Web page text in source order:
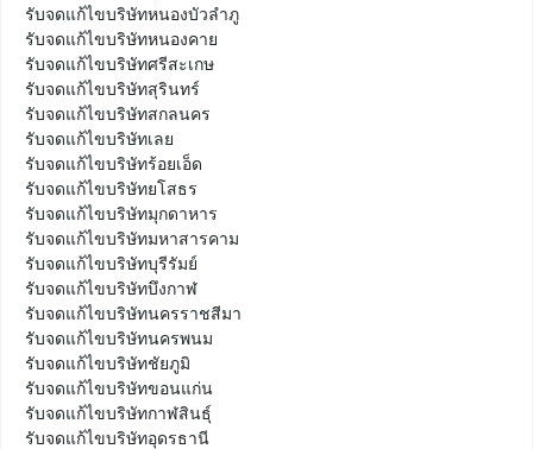
รับจดแก้ไขบริษัทหนองบัวลำภู
รับจดแก้ไขบริษัทหนองคาย
รับจดแก้ไขบริษัทศรีสะเกษ
รับจดแก้ไขบริษัทสุรินทร์
รับจดแก้ไขบริษัทสกลนคร
รับจดแก้ไขบริษัทเลย
รับจดแก้ไขบริษัทร้อยเอ็ด
รับจดแก้ไขบริษัทยโสธร
รับจดแก้ไขบริษัทมุกดาหาร
รับจดแก้ไขบริษัทมหาสารคาม
รับจดแก้ไขบริษัทบุรีรัมย์
รับจดแก้ไขบริษัทบึงกาฬ
รับจดแก้ไขบริษัทนครราชสีมา
รับจดแก้ไขบริษัทนครพนม
รับจดแก้ไขบริษัทชัยภูมิ
รับจดแก้ไขบริษัทขอนแก่น
รับจดแก้ไขบริษัทกาฬสินธุ์
รับจดแก้ไขบริษัทอุดรธานี